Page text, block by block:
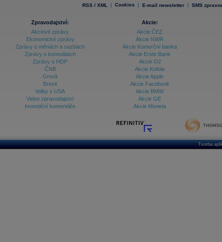
RSS / XML | Cookies | E-mail newsletter | SMS
Zpravodajství:
Akciové zprávy
Ekonomické zprávy
Zprávy o měnách a sazbách
Zprávy o komoditách
Zprávy o HDP
ČNB
Grexit
Brexit
Volby v USA
Video zpravodajství
Investiční komentáře
Akcie:
Akcie ČEZ
Akcie NWR
Akcie Komerční banka
Akcie Erste Bank
Akcie O2
Akcie Kofola
Akcie Apple
Akcie Facebook
Akcie BMW
Akcie GE
Akcie Moneta
Tvorba